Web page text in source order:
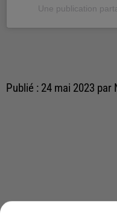
Une publication
Publié : 24 mai 2023 par